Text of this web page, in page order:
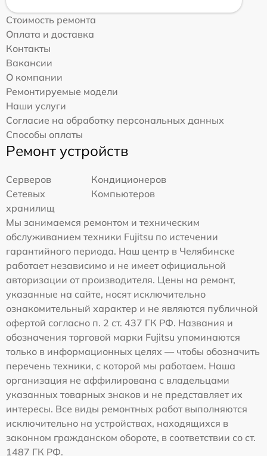
Стоимость ремонта
Оплата и доставка
Контакты
Вакансии
О компании
Ремонтируемые модели
Наши услуги
Согласие на обработку персональных данных
Способы оплаты
Ремонт устройств
Серверов
Кондиционеров
Сетевых
хранилищ
Компьютеров
Мы занимаемся ремонтом и техническим
обслуживанием техники Fujitsu по истечении
гарантийного периода. Наш центр в Челябинске
работает независимо и не имеет официальной
авторизации от производителя. Цены на ремонт,
указанные на сайте, носят исключительно
ознакомительный характер и не являются публичной
офертой согласно п. 2 ст. 437 ГК РФ. Названия и
обозначения торговой марки Fujitsu упоминаются
только в информационных целях — чтобы обозначить
перечень техники, с которой мы работаем. Наша
организация не аффилирована с владельцами
указанных товарных знаков и не представляет их
интересы. Все виды ремонтных работ выполняются
исключительно на устройствах, находящихся в
законном гражданском обороте, в соответствии со ст.
1487 ГК РФ.